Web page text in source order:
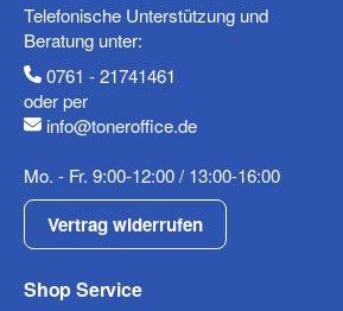
Telefonische Unterstützung und
Beratung unter:
0761 - 21741461
oder per
info@toneroffice.de
Mo. - Fr. 9:00-12:00 / 13:00-16:00
Vertrag widerrufen
Shop Service